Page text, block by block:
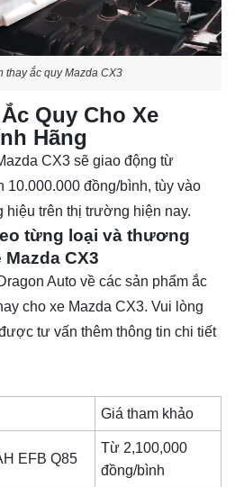
thay ắc quy Mazda CX3
Quy Cho Xe
Hãng
CX3 sẽ giao động từ
10.000.000 đồng/bình, tùy vào
trên thị trường hiện nay.
từng loại và thương
CX3
Auto về các sản phẩm ắc
cho xe Mazda CX3. Vui lòng
tư vấn thêm thông tin chi tiết
Giá tham khảo
EFB Q85
Từ 2,100,000
đồng/bình